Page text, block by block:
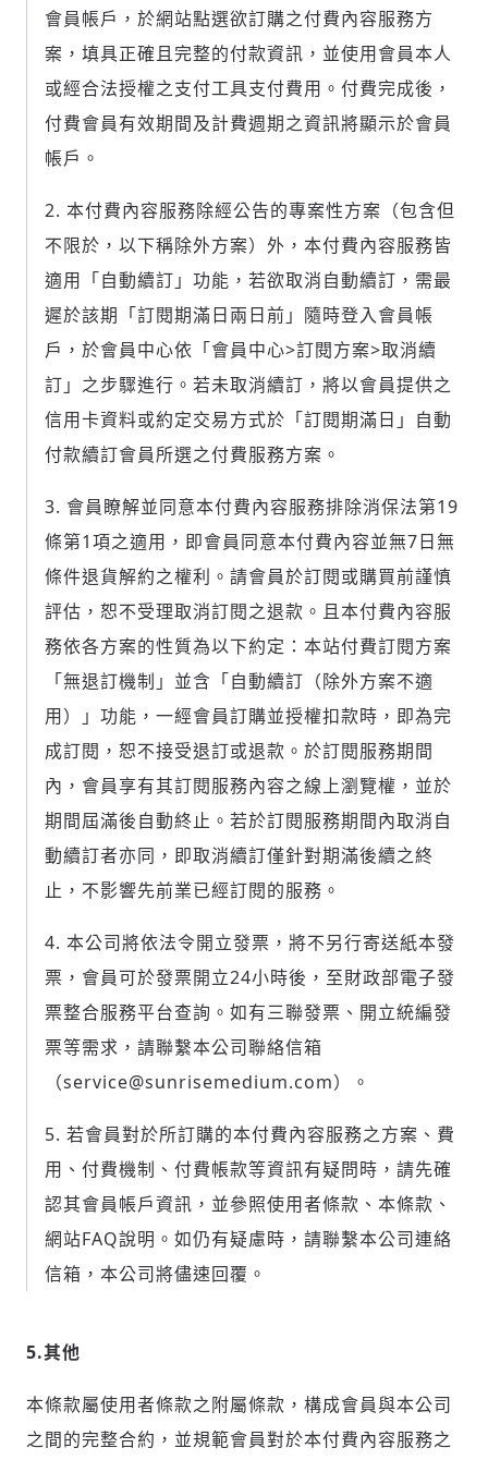
登入或註冊
歡迎您加入《旭時報》
參與下一波全球科技革命
請輸入發送到
的驗證碼
(十分鐘內有效)
驗證
會員帳戶，於網站點選欲訂購之付費內容服務方
案，填具正確且完整的付款資訊，並使用會員本人
或經合法授權之支付工具支付費用。付費完成後，
付費會員有效期間及計費週期之資訊將顯示於會員
帳戶。
本付費內容服務除經公告的專案性方案（包含但
不限於，以下稱除外方案）外，本付費內容服務皆
適用「自動續訂」功能，若欲取消自動續訂，需最
遲於該期「訂閱期滿日兩日前」隨時登入會員帳
戶，於會員中心依「會員中心>訂閱方案>取消續
訂」之步驟進行。若未取消續訂，將以會員提供之
信用卡資料或約定交易方式於「訂閱期滿日」自動
付款續訂會員所選之付費服務方案。
會員瞭解並同意本付費內容服務排除消保法第19
條第1項之適用，即會員同意本付費內容並無7日無
條件退貨解約之權利。請會員於訂閱或購買前謹慎
評估，恕不受理取消訂閱之退款。且本付費內容服
務依各方案的性質為以下約定：本站付費訂閱方案
「無退訂機制」並含「自動續訂（除外方案不適
用）」功能，一經會員訂購並授權扣款時，即為完
成訂閱，恕不接受退訂或退款。於訂閱服務期間
內，會員享有其訂閱服務內容之線上瀏覽權，並於
期間屆滿後自動終止。若於訂閱服務期間內取消自
動續訂者亦同，即取消續訂僅針對期滿後續之終
止，不影響先前業已經訂閱的服務。
本公司將依法令開立發票，將不另行寄送紙本發
票，會員可於發票開立24小時後，至財政部電子發
票整合服務平台查詢。如有三聯發票、開立統編發
票等需求，請聯繫本公司聯絡信箱
（service@sunrisemedium.com）。
若會員對於所訂購的本付費內容服務之方案、費
用、付費機制、付費帳款等資訊有疑問時，請先確
認其會員帳戶資訊，並參照使用者條款、本條款、
網站FAQ說明。如仍有疑慮時，請聯繫本公司連絡
信箱，本公司將儘速回覆。
5.其他
本條款屬使用者條款之附屬條款，構成會員與本公司
之間的完整合約，並規範會員對於本付費內容服務之